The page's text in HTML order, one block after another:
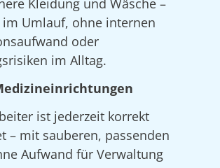
Kleidung und Wäsche –
im Umlauf, ohne internen
oder
im Alltag.
ist jederzeit korrekt
– mit sauberen, passenden
Aufwand für Verwaltung